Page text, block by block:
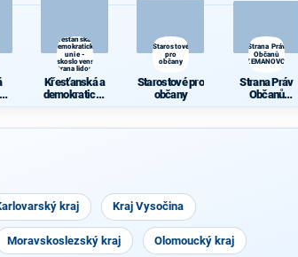
Křesťanská a
demokratická
unie -
Československá
strana lidová
Křesťanská a
demokratická
ká strana
Starostové
pro
občany
Starostové pro
občany
Strana Práv
Občanů
ZEMANOVCI
Strana Práv
Občanů
ZEMANOVCI
kraj Kraj Vysočina
Moravskoslezský kraj Olomoucký kraj